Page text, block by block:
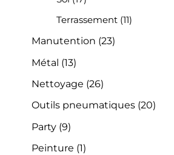
Terrassement (11)
Manutention (23)
Métal (13)
Nettoyage (26)
Outils pneumatiques (20)
Party (9)
Peinture (1)